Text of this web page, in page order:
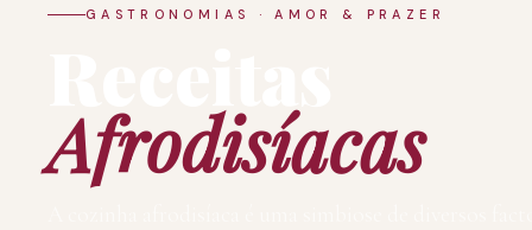
GASTRONOMIAS · AMOR & PRAZER
Afrodisíacas